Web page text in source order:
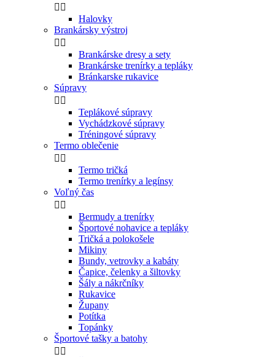
 
Halovky
Brankársky výstroj
 
Brankárske dresy a sety
Brankárske trenírky a tepláky
Bránkarske rukavice
Súpravy
 
Teplákové súpravy
Vychádzkové súpravy
Tréningové súpravy
Termo oblečenie
 
Termo tričká
Termo trenírky a legínsy
Voľný čas
 
Bermudy a trenírky
Športové nohavice a tepláky
Tričká a polokošele
Mikiny
Bundy, vetrovky a kabáty
Čapice, čelenky a šiltovky
Šály a nákrčníky
Rukavice
Župany
Potítka
Topánky
Športové tašky a batohy
 